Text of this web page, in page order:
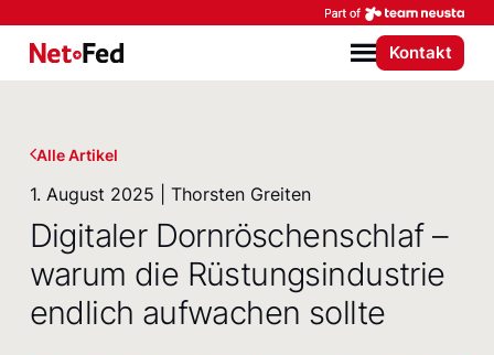
NetFederation GmbH
Menü
Kontakt
Alle Artikel
1. August 2025 | Thorsten Greiten
Digitaler Dornröschenschlaf –
warum die Rüstungsindustrie
endlich aufwachen sollte